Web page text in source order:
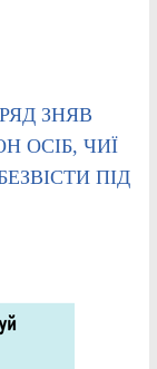
ЗНЯВ
ОСІБ, ЧИЇ
ПІД